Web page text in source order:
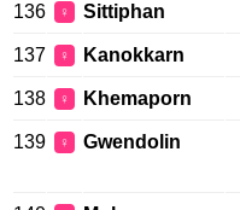
136 ♀ Sittiphan
137 ♀ Kanokkarn
138 ♀ Khemaporn
139 ♀ Gwendolin